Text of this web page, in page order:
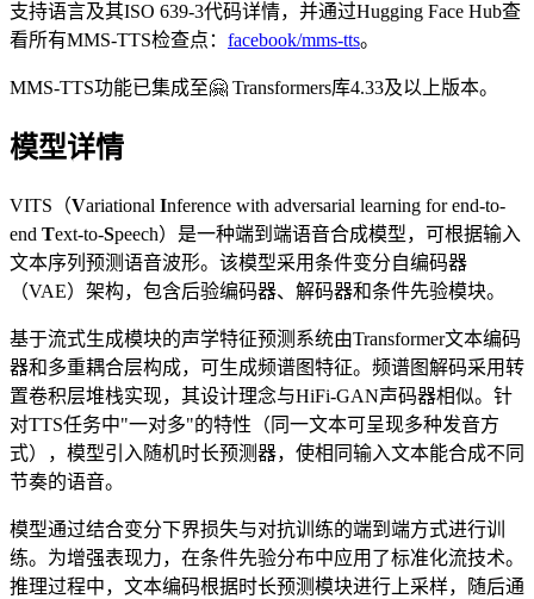
支持语言及其ISO 639-3代码详情，并通过Hugging Face Hub查
看所有MMS-TTS检查点： facebook/mms-tts。
MMS-TTS功能已集成至🤗 Transformers库4.33及以上版本。
模型详情
VITS（Variational Inference with adversarial learning for end-to-
end Text-to-Speech）是一种端到端语音合成模型，可根据输入
文本序列预测语音波形。该模型采用条件变分自编码器
（VAE）架构，包含后验编码器、解码器和条件先验模块。
基于流式生成模块的声学特征预测系统由Transformer文本编码
器和多重耦合层构成，可生成频谱图特征。频谱图解码采用转
置卷积层堆栈实现，其设计理念与HiFi-GAN声码器相似。针
对TTS任务中"一对多"的特性（同一文本可呈现多种发音方
式），模型引入随机时长预测器，使相同输入文本能合成不同
节奏的语音。
模型通过结合变分下界损失与对抗训练的端到端方式进行训
练。为增强表现力，在条件先验分布中应用了标准化流技术。
推理过程中，文本编码根据时长预测模块进行上采样，随后通